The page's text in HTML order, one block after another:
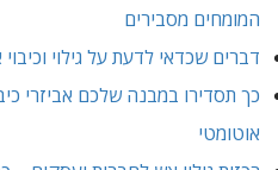
המומחים מסבירים
דברים שכדאי לדעת על גילוי
כך תסדירו במבנה שלכם אביזרי
אוטומטי